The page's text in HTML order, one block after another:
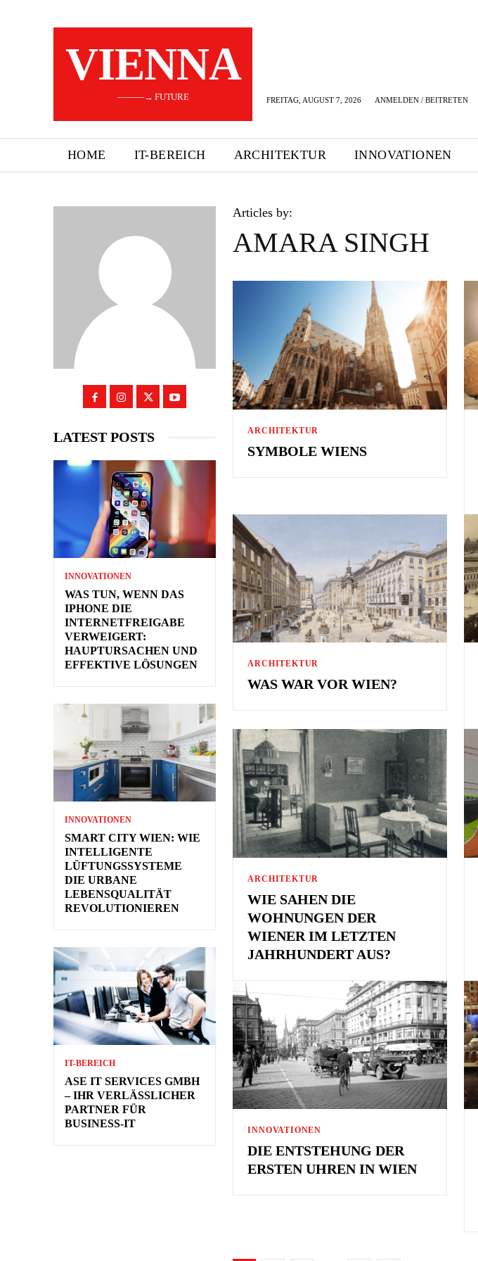
VIENNA
———→ FUTURE FREITAG, AUGUST 7, 2026 ANMELDEN / BEITRETEN
HOME IT-BEREICH ARCHITEKTUR INNOVATIONEN
LATEST POSTS
INNOVATIONEN
WAS TUN, WENN DAS
IPHONE DIE
INTERNETFREIGABE
VERWEIGERT:
HAUPTURSACHEN UND
EFFEKTIVE LÖSUNGEN
INNOVATIONEN
SMART CITY WIEN: WIE
INTELLIGENTE
LÜFTUNGSSYSTEME
DIE URBANE
LEBENSQUALITÄT
REVOLUTIONIEREN
IT-BEREICH
ASE IT SERVICES GMBH
– IHR VERLÄSSLICHER
PARTNER FÜR
BUSINESS-IT
Articles by:
AMARA SINGH
ARCHITEKTUR
SYMBOLE WIENS
ARCHITEKTUR
WAS WAR VOR WIEN?
ARCHITEKTUR
WIE SAHEN DIE
WOHNUNGEN DER
WIENER IM LETZTEN
JAHRHUNDERT AUS?
INNOVATIONEN
DIE ENTSTEHUNG DER
ERSTEN UHREN IN WIEN